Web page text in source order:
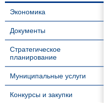
Экономика
Документы
Стратегическое
планирование
Муниципальные услуги
Конкурсы и закупки